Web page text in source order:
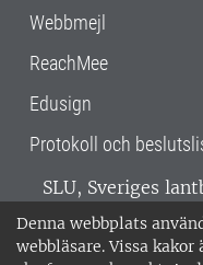
Denna webbplats
webbläsare. Vissa
Webbmejl
ReachMee
Edusign
Protokoll och
SLU, Sveriges
verksamhet över
Alnarp, Uppsala